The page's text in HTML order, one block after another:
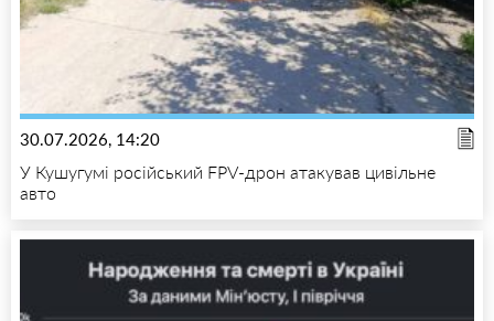
30.07.2026, 14:20
У Кушугумі російський FPV-дрон атакував цивільне
авто